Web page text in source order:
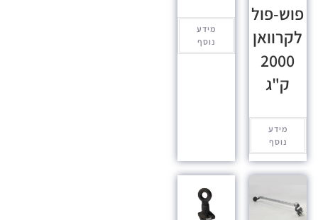
פוש-פול
לקרוואן
2000
ק"ג
מידע
נוסף
מידע
נוסף